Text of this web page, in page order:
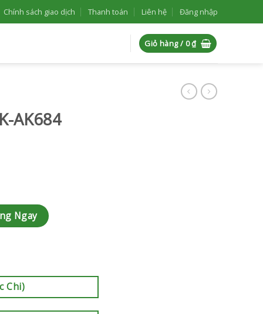
Chính sách giao dịch Thanh toán Liên hệ Đăng nhập
Giỏ hàng / 0₫
AK684
Ngay
Chi)